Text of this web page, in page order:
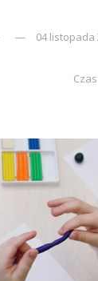
04 listopada